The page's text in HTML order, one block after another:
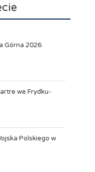
Górna 2026
we Frydku-
Polskiego w